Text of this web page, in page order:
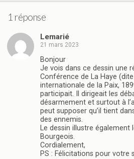
1 réponse
Lemarié
21 mars 2023
Bonjour
Je vois dans ce dessin une
Conférence de La Haye
internationale de la Paix,
participait. Il dirigeait les
désarmement et surtout à
peut supposer qu’il tient
des ennemis.
Le dessin illustre également
Bourgeois.
Cordialement,
PS : Félicitations pour votre